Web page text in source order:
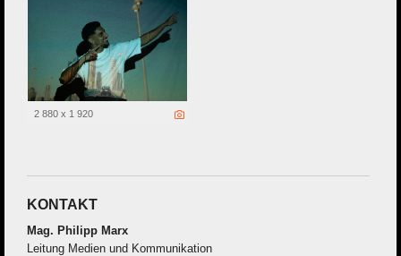
2 880 x 1 920
KONTAKT
Mag. Philipp Marx
Leitung Medien und Kommunikation